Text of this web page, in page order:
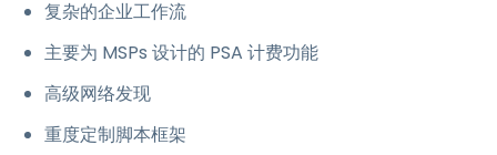
复杂的企业工作流
主要为 MSPs 设计的 PSA 计费功能
高级网络发现
重度定制脚本框架